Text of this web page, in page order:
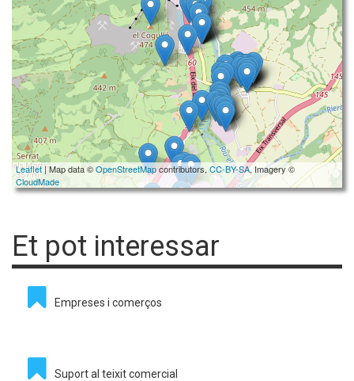
Leaflet| Map data ©OpenStreetMapcontributors, CC-BY-SA, Imagery ©
CloudMade
Et pot interessar
Empreses i comerços
Suport al teixit comercial